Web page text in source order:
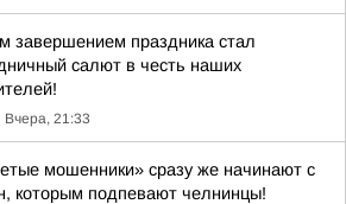
завершением праздника стал
салют в честь наших
Вчера, 21:33
мошенники» сразу же начинают с
которым подпевают челнинцы!